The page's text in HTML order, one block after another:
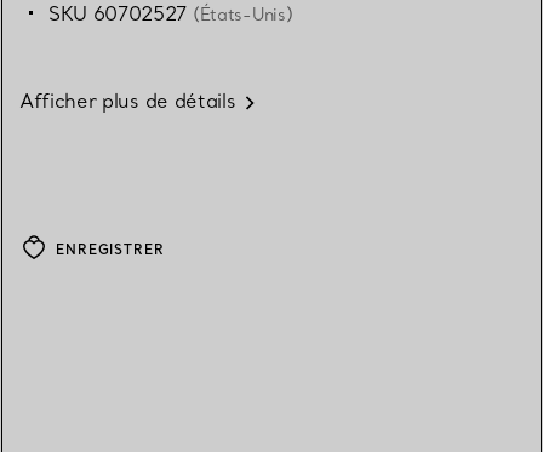
SKU 60702527 (États-Unis)
Afficher plus de détails
ENREGISTRER